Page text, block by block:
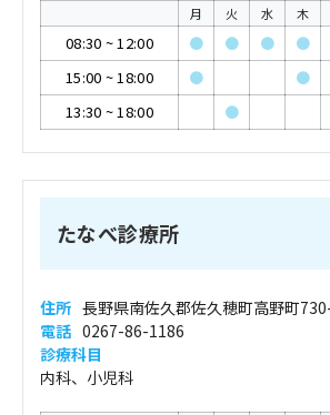
月 火 水 木
08:30 ~12:00 ● ● ● ●
15:00 ~18:00 ● ●
13:30 ~18:00 ●
たなべ診療所
住所 長野県南佐久郡佐久穂町高野町
電話 0267-86-1186
診療科目
内科、小児科